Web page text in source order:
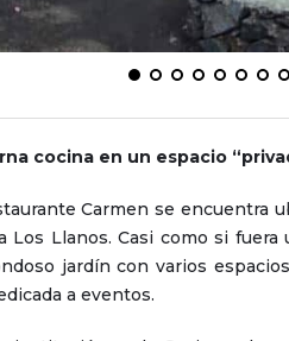
cocina en un espacio
Carmen se encuentra
Los Llanos. Casi como si
jardín con varios
a eventos.